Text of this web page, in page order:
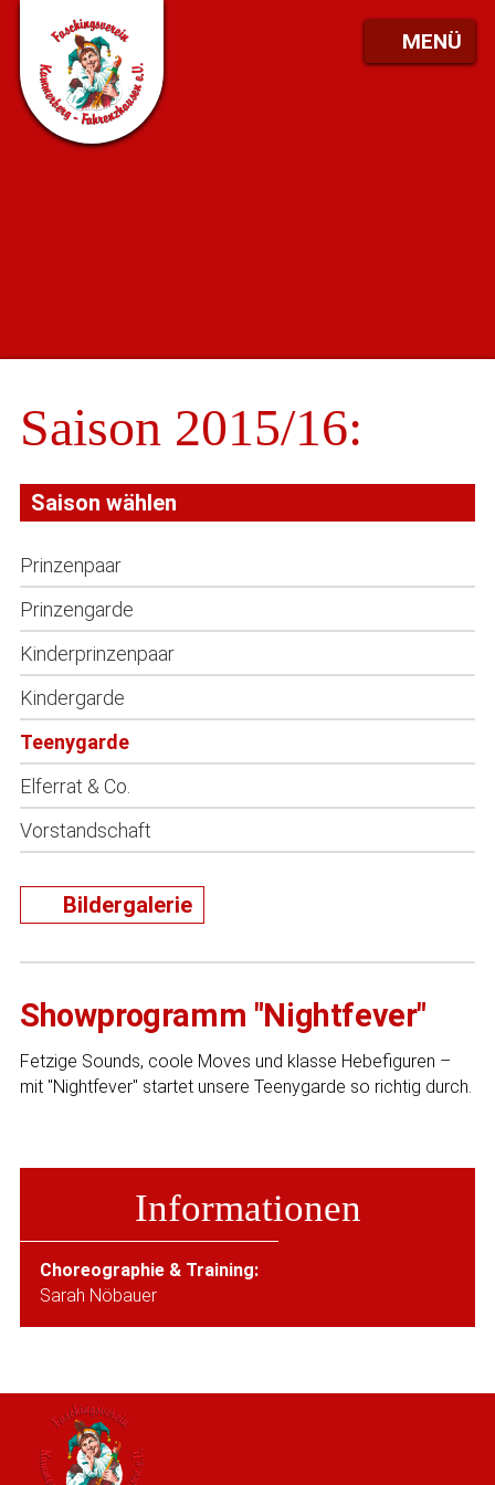
MENÜ
Saison 2015/16:
Saison wählen
Prinzenpaar
Prinzengarde
Kinderprinzenpaar
Kindergarde
Teenygarde
Elferrat & Co.
Vorstandschaft
Bildergalerie
Showprogramm "Nightfever"
Fetzige Sounds, coole Moves und klasse Hebefiguren –
mit "Nightfever" startet unsere Teenygarde so richtig durch.
Informationen
Choreographie & Training:
Sarah Nöbauer